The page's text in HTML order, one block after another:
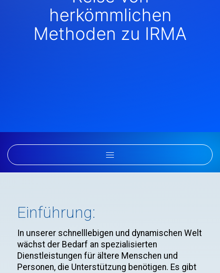
herkömmlichen
Methoden zu IRMA
Einführung:
In unserer schnelllebigen und dynamischen Welt
wächst der Bedarf an spezialisierten
Dienstleistungen für ältere Menschen und
Personen, die Unterstützung benötigen. Es gibt